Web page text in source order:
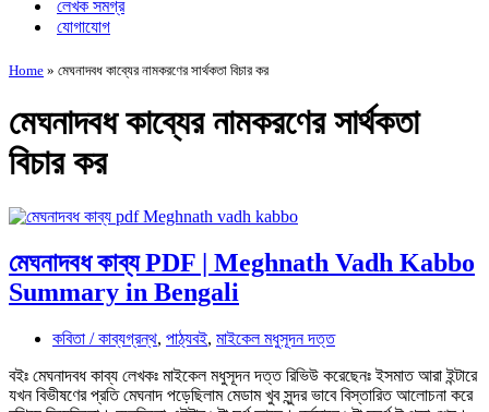
লেখক সমগ্র
যোগাযোগ
Home » মেঘনাদবধ কাব্যের নামকরণের সার্থকতা বিচার কর
মেঘনাদবধ কাব্যের নামকরণের সার্থকতা
বিচার কর
মেঘনাদবধ কাব্য PDF | Meghnath Vadh Kabbo
Summary in Bengali
কবিতা / কাব্যগ্রন্থ, পাঠ্যবই, মাইকেল মধুসূদন দত্ত
বইঃ মেঘনাদবধ কাব্য লেখকঃ মাইকেল মধুসূদন দত্ত রিভিউ করেছেনঃ ইসমাত আরা ইন্টারে
যখন বিভীষণের প্রতি মেঘনাদ পড়েছিলাম মেডাম খুব সুন্দর ভাবে বিস্তারিত আলোচনা করে